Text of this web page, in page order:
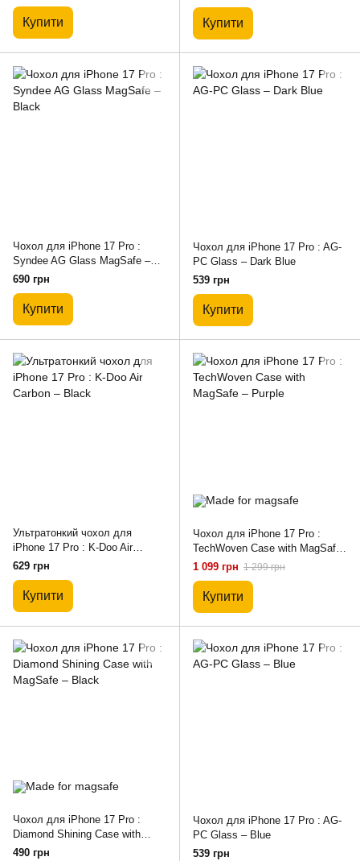
Купити Купити
Чохол для iPhone 17 Pro :
Syndee AG Glass MagSafe –
Black
690 грн
Купити
Чохол для iPhone 17 Pro : AG-
PC Glass – Dark Blue
539 грн
Купити
Ультратонкий чохол для
iPhone 17 Pro : K-Doo Air
Carbon – Black
629 грн
Купити
Чохол для iPhone 17 Pro :
TechWoven Case with MagSafe
– Purple
1 099 грн 1 299 грн
Купити
Чохол для iPhone 17 Pro :
Diamond Shining Case with
MagSafe – Black
490 грн
Чохол для iPhone 17 Pro : AG-
PC Glass – Blue
539 грн